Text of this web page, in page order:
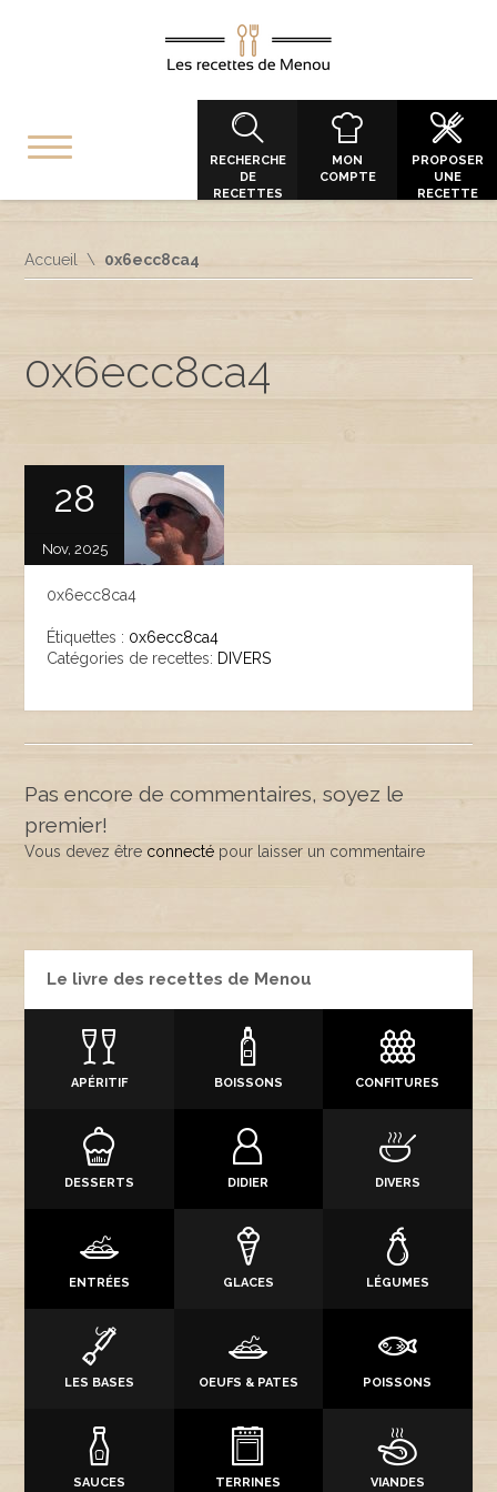
RECHERCHE
DE
RECETTES
MON
COMPTE
PROPOSER
UNE
RECETTE
Accueil 0x6ecc8ca4
0x6ecc8ca4
28
Nov, 2025
0x6ecc8ca4
Étiquettes : 0x6ecc8ca4
Catégories de recettes: DIVERS
Pas encore de commentaires, soyez le
premier!
Vous devez être connecté pour laisser un commentaire
Le livre des recettes de Menou
APÉRITIF BOISSONS CONFITURES
DESSERTS DIDIER DIVERS
ENTRÉES GLACES LÉGUMES
LES BASES OEUFS & PATES POISSONS
SAUCES TERRINES VIANDES